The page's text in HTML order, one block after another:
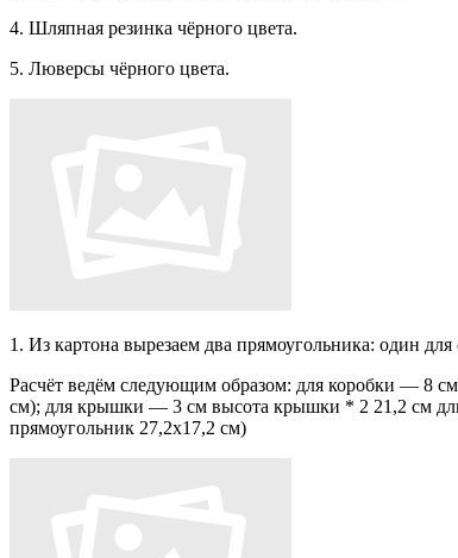
4. Шляпная резинка чёрного цвета.
5. Люверсы чёрного цвета.
1. Из картона вырезаем два прямоугольника: один
Расчёт ведём следующим образом: для коробки — 8
см); для крышки — 3 см высота крышки * 2 21,2 см
прямоугольник 27,2х17,2 см)